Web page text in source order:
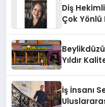
Diş
Çok Yönlü
Yıldır
İş İnsanı